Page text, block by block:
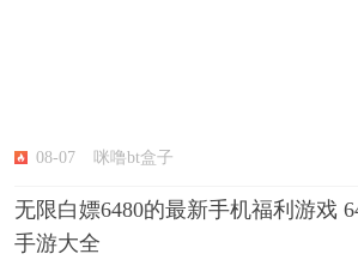
08-07 咪噜bt盒子
无限白嫖6480的最新手机福利游戏
手游大全